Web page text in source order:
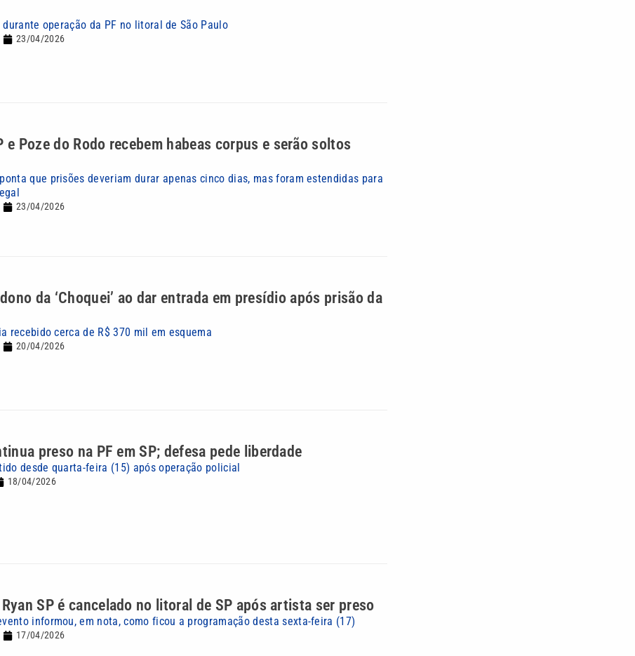
operação da PF no litoral de São Paulo
23/04/2026
e Poze do Rodo recebem habeas corpus e serão soltos
que prisões deveriam durar apenas cinco dias, mas foram estendidas para
23/04/2026
da ‘Choquei’ ao dar entrada em presídio após prisão da
recebido cerca de R$ 370 mil em esquema
20/04/2026
preso na PF em SP; defesa pede liberdade
desde quarta-feira (15) após operação policial
18/04/2026
SP é cancelado no litoral de SP após artista ser preso
informou, em nota, como ficou a programação desta sexta-feira (17)
17/04/2026